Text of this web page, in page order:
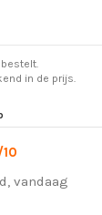
in de prijs.
vandaag